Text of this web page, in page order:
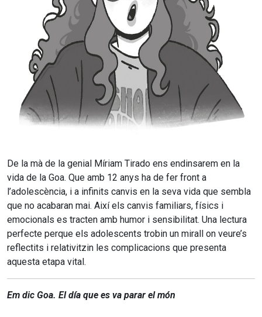
De la mà de la genial Míriam Tirado ens endinsarem en la
vida de la Goa. Que amb 12 anys ha de fer front a
l’adolescència, i a infinits canvis en la seva vida que sembla
que no acabaran mai. Així els canvis familiars, físics i
emocionals es tracten amb humor i sensibilitat. Una lectura
perfecte perque els adolescents trobin un mirall on veure’s
reflectits i relativitzin les complicacions que presenta
aquesta etapa vital.
Em dic Goa. El día que es va parar el món